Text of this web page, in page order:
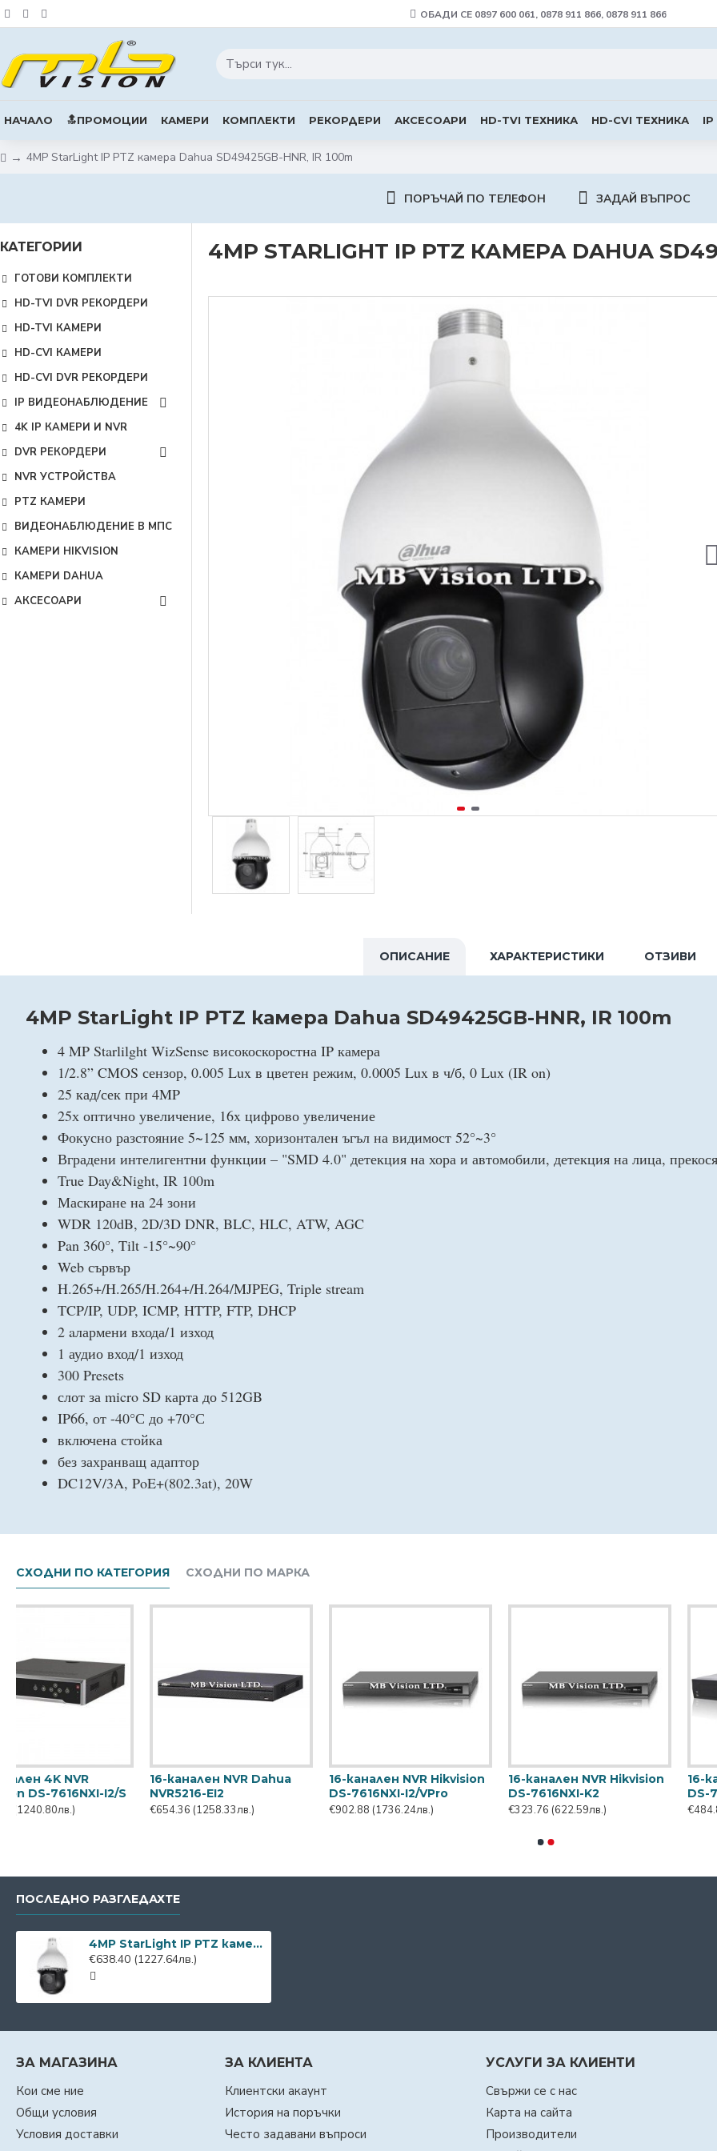
ОБАДИ СЕ 0897 600 061, 0878 911 866, 0878 911 866
НАЧАЛО 🔝ПРОМОЦИИ КАМЕРИ КОМПЛЕКТИ РЕКОРДЕРИ АКСЕСОАРИ HD-TVI ТЕХНИКА HD-CVI ТЕХНИКА
4MP StarLight IP PTZ камера Dahua SD49425GB-HNR, IR 100m
ПОРЪЧАЙ ПО ТЕЛЕФОН ЗАДАЙ ВЪПРОС
КАТЕГОРИИ
ГОТОВИ КОМПЛЕКТИ
HD-TVI DVR РЕКОРДЕРИ
HD-TVI КАМЕРИ
HD-CVI КАМЕРИ
HD-CVI DVR РЕКОРДЕРИ
IP ВИДЕОНАБЛЮДЕНИЕ
4K IP КАМЕРИ И NVR
DVR РЕКОРДЕРИ
NVR УСТРОЙСТВА
PTZ КАМЕРИ
ВИДЕОНАБЛЮДЕНИЕ В МПС
КАМЕРИ HIKVISION
КАМЕРИ DAHUA
АКСЕСОАРИ
4MP STARLIGHT IP PTZ КАМЕРА DAHUA
ОПИСАНИЕ ХАРАКТЕРИСТИКИ ОТЗИВИ
4MP StarLight IP PTZ камера Dahua SD49425GB-HNR, IR 100m
4 MP Starlilght WizSense високоскоростна IP камера
1/2.8” CMOS сензор, 0.005 Lux в цветен режим, 0.0005 Lux в ч/б, 0 Lux (IR on)
25 кад/сек при 4MP
25х оптично увеличение, 16x цифрово увеличение
Фокусно разстояние 5~125 мм, хоризонтален ъгъл на видимост 52°~3°
Вградени интелигентни функции – "SMD 4.0" детекция на хора и автомобили, детекция на лица,
True Day&Night, IR 100m
Маскиране на 24 зони
WDR 120dB, 2D/3D DNR, BLC, HLC, ATW, AGC
Pan 360°, Tilt -15°~90°
Web сървър
H.265+/H.265/H.264+/H.264/MJPEG, Triple stream
TCP/IP, UDP, ICMP, HTTP, FTP, DHCP
2 aлармени входа/1 изход
1 аудио вход/1 изход
300 Presets
слот за micro SD карта до 512GB
IP66, от -40°С до +70°С
включена стойка
без захранващ адаптор
DC12V/3A, PoE+(802.3at), 20W
СХОДНИ ПО КАТЕГОРИЯ СХОДНИ ПО МАРКА
канален NVR Hikvision
7616NXI-K2
(622.59лв.)
16-канален NVR Hikvision
DS-7716NI-K4
€484.85(932.36лв.)
16-канален NVR Hikvision
DS-7716NXI-I4/VPro
€1,095.65(2106.94лв.)
16-канален NVR Hikvision
DS-7716NXI-K4
€609.90(1172.84лв.)
ПОСЛЕДНО РАЗГЛЕДАХТЕ
4MP StarLight IP PTZ камера Dahua SD49425GB-HNR, IR 100m
€638.40 (1227.64лв.)
ЗА МАГАЗИНА
Кои сме ние
Общи условия
Условия доставки
ЗА КЛИЕНТА
Клиентски акаунт
История на поръчки
Често задавани въпроси
УСЛУГИ ЗА КЛИЕНТИ
Свържи се с нас
Карта на сайта
Производители